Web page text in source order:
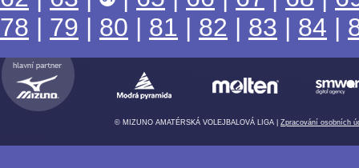
78 | 79 | 80 | 81 | 82 | 83 | 84 |
© MIZUNO AMATÉRSKÁ VOLEJBALOVÁ LIGA | Zpracování osobních